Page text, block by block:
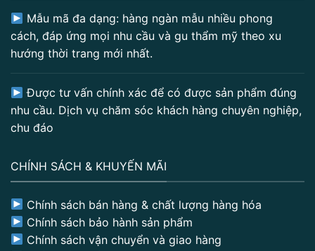
Mẫu mã đa dạng: hàng ngàn mẫu nhiều phong
cách, đáp ứng mọi nhu cầu và gu thẩm mỹ theo xu
hướng thời trang mới nhất.
Được tư vấn chính xác để có được sản phẩm đúng
nhu cầu. Dịch vụ chăm sóc khách hàng chuyên nghiệp,
chu đáo
CHÍNH SÁCH & KHUYẾN MÃI
Chính sách bán hàng & chất lượng hàng hóa
Chính sách bảo hành sản phẩm
Chính sách vận chuyển và giao hàng